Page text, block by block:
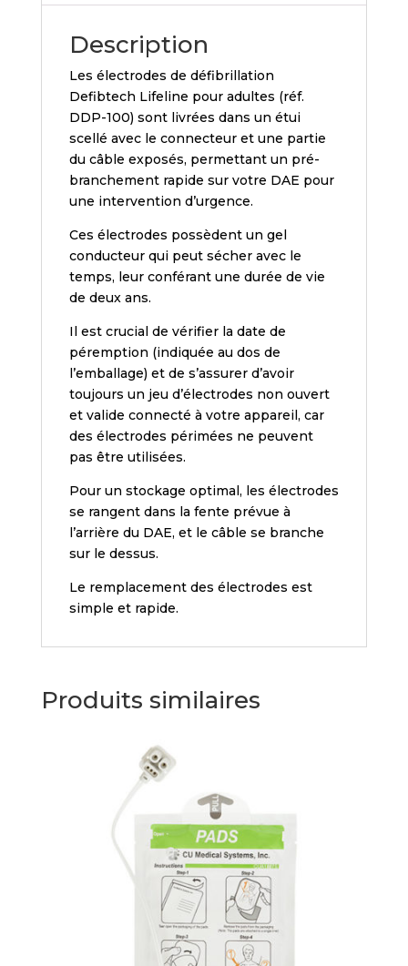
Description
Les électrodes de défibrillation
Defibtech Lifeline pour adultes (réf.
DDP-100) sont livrées dans un étui
scellé avec le connecteur et une partie
du câble exposés, permettant un pré-
branchement rapide sur votre DAE pour
une intervention d’urgence.
Ces électrodes possèdent un gel
conducteur qui peut sécher avec le
temps, leur conférant une durée de vie
de deux ans.
Il est crucial de vérifier la date de
péremption (indiquée au dos de
l’emballage) et de s’assurer d’avoir
toujours un jeu d’électrodes non ouvert
et valide connecté à votre appareil, car
des électrodes périmées ne peuvent
pas être utilisées.
Pour un stockage optimal, les électrodes
se rangent dans la fente prévue à
l’arrière du DAE, et le câble se branche
sur le dessus.
Le remplacement des électrodes est
simple et rapide.
Produits similaires